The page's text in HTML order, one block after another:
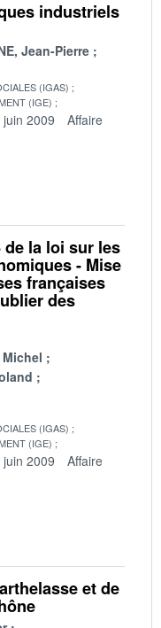
industriels
Jean-Pierre
(IGAS)
(IGE)
2009
Affaire
la loi sur les
- Mise
françaises
des
Michel
(IGAS)
(IGE)
2009
Affaire
et de